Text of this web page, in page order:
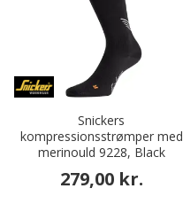
Snickers
kompressionsstrømper med
merinould 9228, Black
279,00 kr.